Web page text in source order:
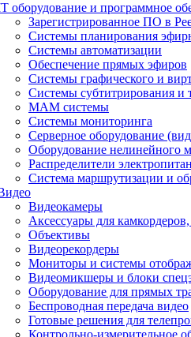
оборудование и программное
Зарегистрированное ПО в
Системы планирования
Системы автоматизации
Обеспечение прямых эфиров
Системы графического и
Системы субтитрирования и
MAM системы
Системы мониторинга
Серверное оборудование
Оборудование нелинейного
Распределители
Система маршрутизации и
Видеокамеры
Аксессуары для
Объективы
Видеорекордеры
Мониторы и системы
Видеомикшеры и блоки
Оборудование для прямых
Беспроводная передача видео
Готовые решения для
Контрольно-измерительное